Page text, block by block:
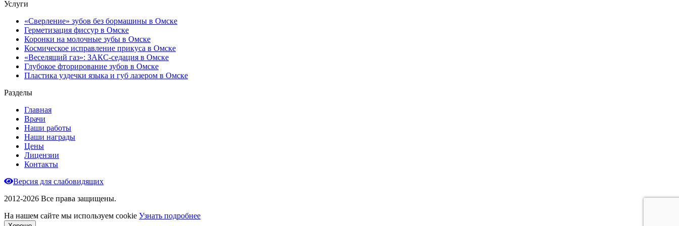
Услуги
«Сверление» зубов без бормашины в Омске
Герметизация фиссур в Омске
Коронки на молочные зубы в Омске
Космическое исправление прикуса в Омске
«Веселящий газ»: ЗАКС-седация в Омске
Глубокое фторирование зубов в Омске
Пластика уздечки языка и губ лазером в Омске
Разделы
Главная
Врачи
Наши работы
Наши награды
Цены
Лицензии
Контакты
Версия для слабовидящих
2012-2026 Все права защищены.
На нашем сайте мы используем cookie Узнать подробнее